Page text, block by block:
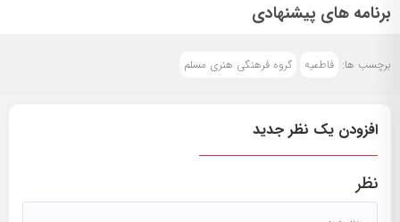
برنامه های پیشنهادی
برچسب ها: فاطمیه گروه فرهنگی هنری مسلم
افزودن یک نظر جدید
نظر